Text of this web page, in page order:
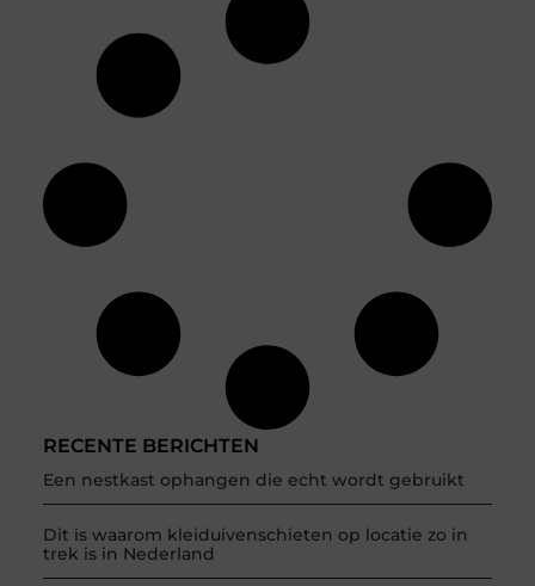
RECENTE BERICHTEN
Een nestkast ophangen die echt wordt gebruikt
Dit is waarom kleiduivenschieten op locatie zo in
trek is in Nederland